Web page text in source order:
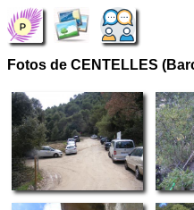
Fotos de CENTELLES